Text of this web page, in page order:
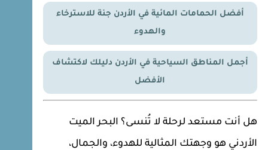
أفضل الحمامات المائية في الأردن جنة للاسترخاء
والهدوء
أجمل المناطق السياحية في الأردن دليلك لاكتشاف
الأفضل
هل أنت مستعد لرحلة لا تُنسى؟ البحر الميت
الأردني هو وجهتك المثالية للهدوء، والجمال،